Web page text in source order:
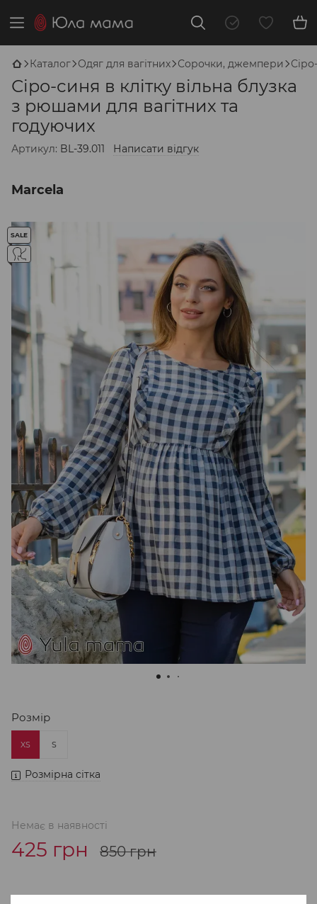
Каталог Одяг для вагітних Сорочки, джемпери
Сіро-синя в клітку вільна блузка
з рюшами для вагітних та
годуючих
Артикул: BL-39.011 Написати відгук
Marcela
SALE
Розмір
XS S
Розмірна сітка
Немає в наявності
425 грн 850 грн